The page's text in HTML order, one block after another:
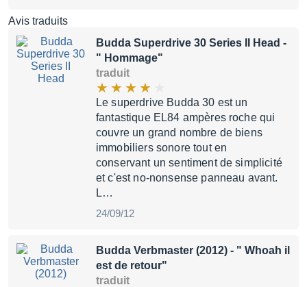
Avis traduits
Budda Superdrive 30 Series II Head -
" Hommage"
traduit
Le superdrive Budda 30 est un
fantastique EL84 ampères roche qui
couvre un grand nombre de biens
immobiliers sonore tout en
conservant un sentiment de simplicité
et c'est no-nonsense panneau avant.
L…
24/09/12
Budda Verbmaster (2012) - " Whoah il
est de retour"
traduit